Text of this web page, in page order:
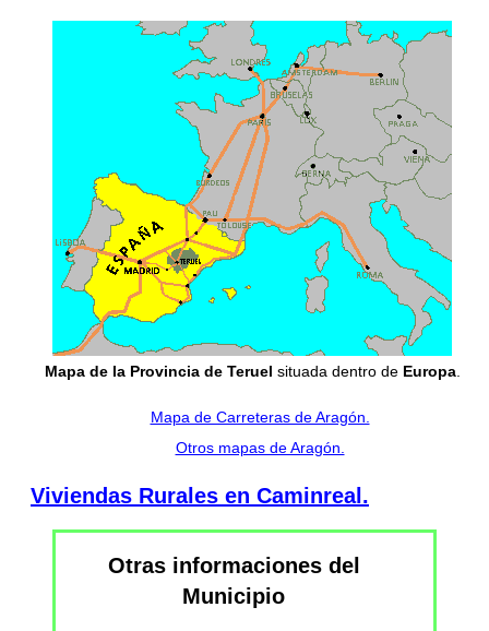
Mapa de la Provincia de Teruel situada dentro de Europa.
Mapa de Carreteras de Aragón.
Otros mapas de Aragón.
Viviendas Rurales en Caminreal.
Otras informaciones del
Municipio